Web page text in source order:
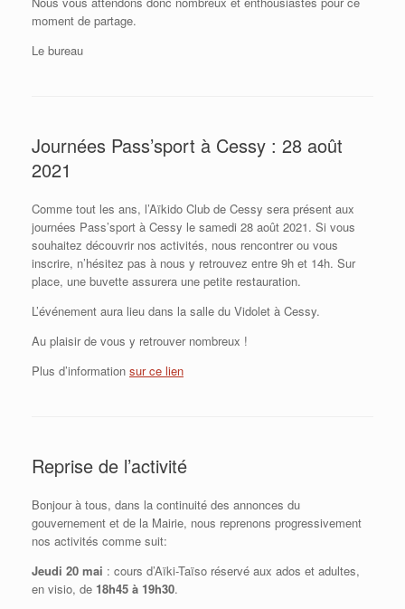
moment de partage.
Le bureau
Journées Pass’sport à Cessy : 28 août
2021
Comme tout les ans, l’Aïkido Club de Cessy sera présent aux
journées Pass’sport à Cessy le samedi 28 août 2021. Si vous
souhaitez découvrir nos activités, nous rencontrer ou vous
inscrire, n’hésitez pas à nous y retrouvez entre 9h et 14h. Sur
place, une buvette assurera une petite restauration.
L’événement aura lieu dans la salle du Vidolet à Cessy.
Au plaisir de vous y retrouver nombreux !
Plus d’information sur ce lien
Reprise de l’activité
Bonjour à tous, dans la continuité des annonces du
gouvernement et de la Mairie, nous reprenons progressivement
nos activités comme suit:
Jeudi 20 mai : cours d’Aïki-Taïso réservé aux ados et adultes,
en visio, de 18h45 à 19h30.